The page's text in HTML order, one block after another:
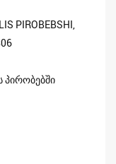
PIROBEBSHI,
პირობებში